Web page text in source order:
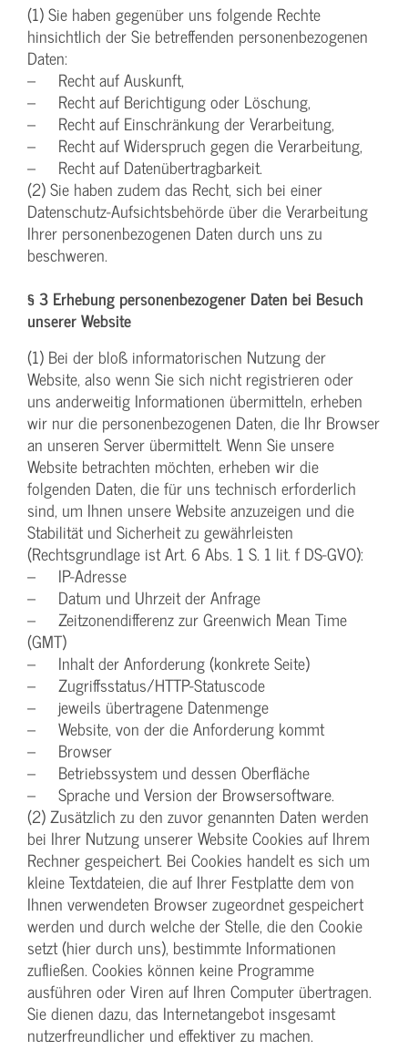
(1) Sie haben gegenüber uns folgende Rechte
hinsichtlich der Sie betreffenden personenbezogenen
Daten:
– Recht auf Auskunft,
– Recht auf Berichtigung oder Löschung,
– Recht auf Einschränkung der Verarbeitung,
– Recht auf Widerspruch gegen die Verarbeitung,
– Recht auf Datenübertragbarkeit.
(2) Sie haben zudem das Recht, sich bei einer
Datenschutz-Aufsichtsbehörde über die Verarbeitung
Ihrer personenbezogenen Daten durch uns zu
beschweren.
§ 3 Erhebung personenbezogener Daten bei Besuch
unserer Website
(1) Bei der bloß informatorischen Nutzung der
Website, also wenn Sie sich nicht registrieren oder
uns anderweitig Informationen übermitteln, erheben
wir nur die personenbezogenen Daten, die Ihr Browser
an unseren Server übermittelt. Wenn Sie unsere
Website betrachten möchten, erheben wir die
folgenden Daten, die für uns technisch erforderlich
sind, um Ihnen unsere Website anzuzeigen und die
Stabilität und Sicherheit zu gewährleisten
(Rechtsgrundlage ist Art. 6 Abs. 1 S. 1 lit. f DS-GVO):
– IP-Adresse
– Datum und Uhrzeit der Anfrage
– Zeitzonendifferenz zur Greenwich Mean Time
(GMT)
– Inhalt der Anforderung (konkrete Seite)
– Zugriffsstatus/HTTP-Statuscode
– jeweils übertragene Datenmenge
– Website, von der die Anforderung kommt
– Browser
– Betriebssystem und dessen Oberfläche
– Sprache und Version der Browsersoftware.
(2) Zusätzlich zu den zuvor genannten Daten werden
bei Ihrer Nutzung unserer Website Cookies auf Ihrem
Rechner gespeichert. Bei Cookies handelt es sich um
kleine Textdateien, die auf Ihrer Festplatte dem von
Ihnen verwendeten Browser zugeordnet gespeichert
werden und durch welche der Stelle, die den Cookie
setzt (hier durch uns), bestimmte Informationen
zufließen. Cookies können keine Programme
ausführen oder Viren auf Ihren Computer übertragen.
Sie dienen dazu, das Internetangebot insgesamt
nutzerfreundlicher und effektiver zu machen.